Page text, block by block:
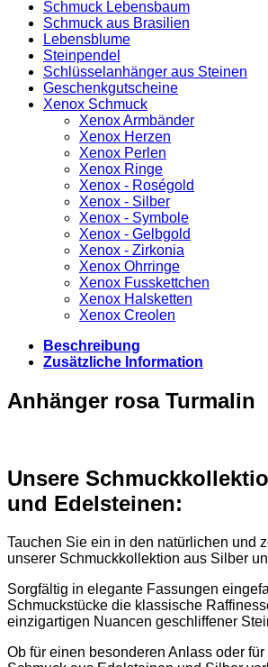
Schmuck Lebensbaum
Schmuck aus Brasilien
Lebensblume
Steinpendel
Schlüsselanhänger aus Steinen
Geschenkgutscheine
Xenox Schmuck
Xenox Armbänder
Xenox Herzen
Xenox Perlen
Xenox Ringe
Xenox - Roségold
Xenox - Silber
Xenox - Symbole
Xenox - Gelbgold
Xenox - Zirkonia
Xenox Ohrringe
Xenox Fusskettchen
Xenox Halsketten
Xenox Creolen
Beschreibung
Zusätzliche Information
Anhänger rosa Turmalin
Unsere
und Edelsteinen:
Tauchen Sie ein in den natürlichen und
unserer Schmuckkollektion aus Silber
Sorgfältig in elegante Fassungen
Schmuckstücke die klassische
einzigartigen Nuancen geschliffener
Ob für einen besonderen Anlass oder